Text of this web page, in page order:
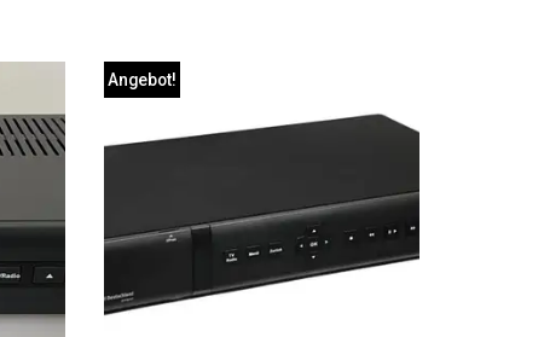
Angebot!